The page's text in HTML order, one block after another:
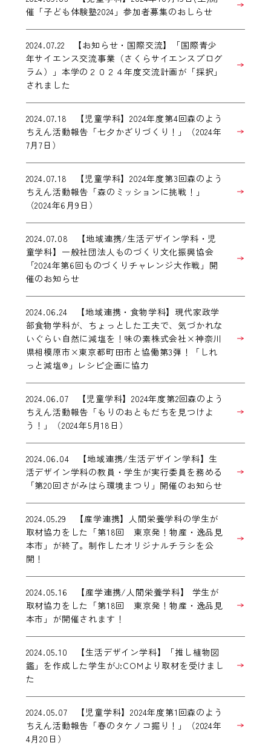
催「子ども体験塾2024」参加者募集のおしらせ
2024.07.22 【お知らせ・国際交流】「国際青少
年サイエンス交流事業（さくらサイエンスプログ
ラム）」本学の２０２４年度交流計画が「採択」
されました
2024.07.18 【児童学科】2024年度第4回森のよう
ちえん活動報告「七夕かざりづくり！」（2024年
7月7日）
2024.07.18 【児童学科】2024年度第3回森のよう
ちえん活動報告「森のミッションに挑戦！」
（2024年6月9日）
2024.07.08 【地域連携/生活デザイン学科・児
童学科】一般社団法人ものづくり文化振興協会
「2024年第6回ものづくりチャレンジ大作戦」開
催のお知らせ
2024.06.24 【地域連携・食物学科】現代家政学
部食物学科が、ちょっとした工夫で、気づかれな
いぐらい自然に減塩を！味の素株式会社×神奈川
県相模原市×東京都町田市と協働第3弾！「しれ
っと減塩®」レシピ企画に協力
2024.06.07 【児童学科】2024年度第2回森のよう
ちえん活動報告「もりのおともだちを見つけよ
う！」（2024年5月18日）
2024.06.04 【地域連携/生活デザイン学科】生
活デザイン学科の教員・学生が実行委員を務める
「第20回さがみはら環境まつり」開催のお知らせ
2024.05.29 【産学連携】人間栄養学科の学生が
取材協力をした「第18回 東京発！物産・逸品見
本市」が終了。制作したオリジナルチラシを公
開！
2024.05.16 【産学連携/人間栄養学科】 学生が
取材協力をした「第18回 東京発！物産・逸品見
本市」が開催されます！
2024.05.10 【生活デザイン学科】「推し植物図
鑑」を作成した学生がJ:COMより取材を受けまし
た
2024.05.07 【児童学科】2024年度第1回森のよう
ちえん活動報告「春のタケノコ掘り！」（2024年
4月20日）